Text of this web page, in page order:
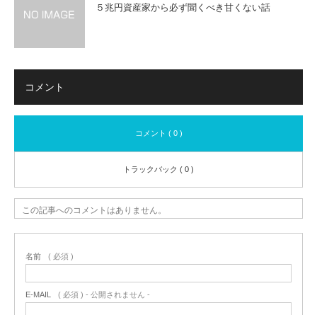
５兆円資産家から必ず聞くべき甘くない話
コメント
コメント ( 0 )
トラックバック ( 0 )
この記事へのコメントはありません。
名前 ( 必須 )
E-MAIL ( 必須 ) - 公開されません -